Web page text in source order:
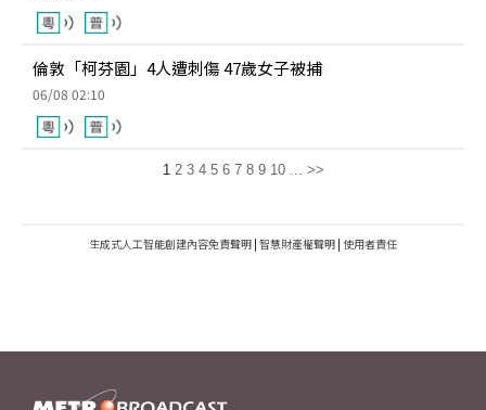
倫敦「柯芬園」4人遭刺傷 47歲女子被捕
06/08 02:10
1 2 3 4 5 6 7 8 9 10 ... >>
生成式人工智能創建內容免責聲明 | 智慧財產權聲明 | 使用者責任